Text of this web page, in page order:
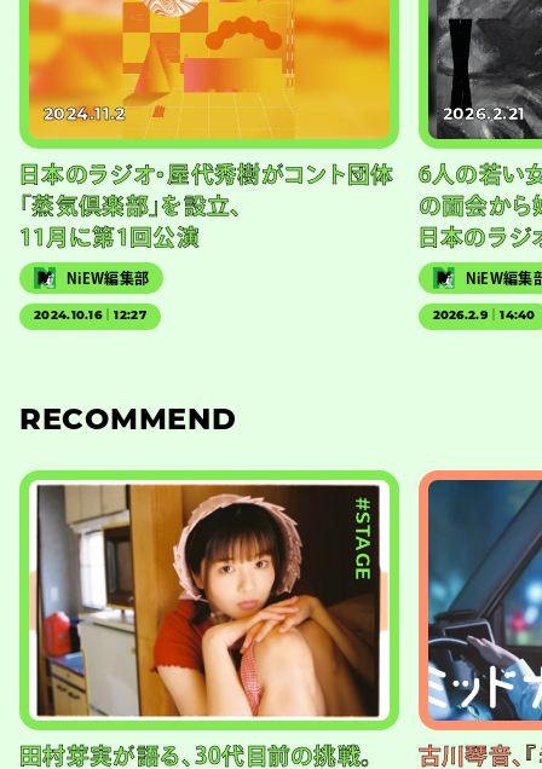
2024.11.2
日本のラジオ・屋代秀樹がコント団体
「蒸気倶楽部」を設立、
11月に第1回公演
NiEW編集部
2024.10.16｜12:27
2026.2.21
6人の若い
の面会から
日本のラジ
NiEW編集
2026.2.9｜14:40
RECOMMEND
#STAGE
田村芽実が語る、30代目前の挑戦。
古川琴音、